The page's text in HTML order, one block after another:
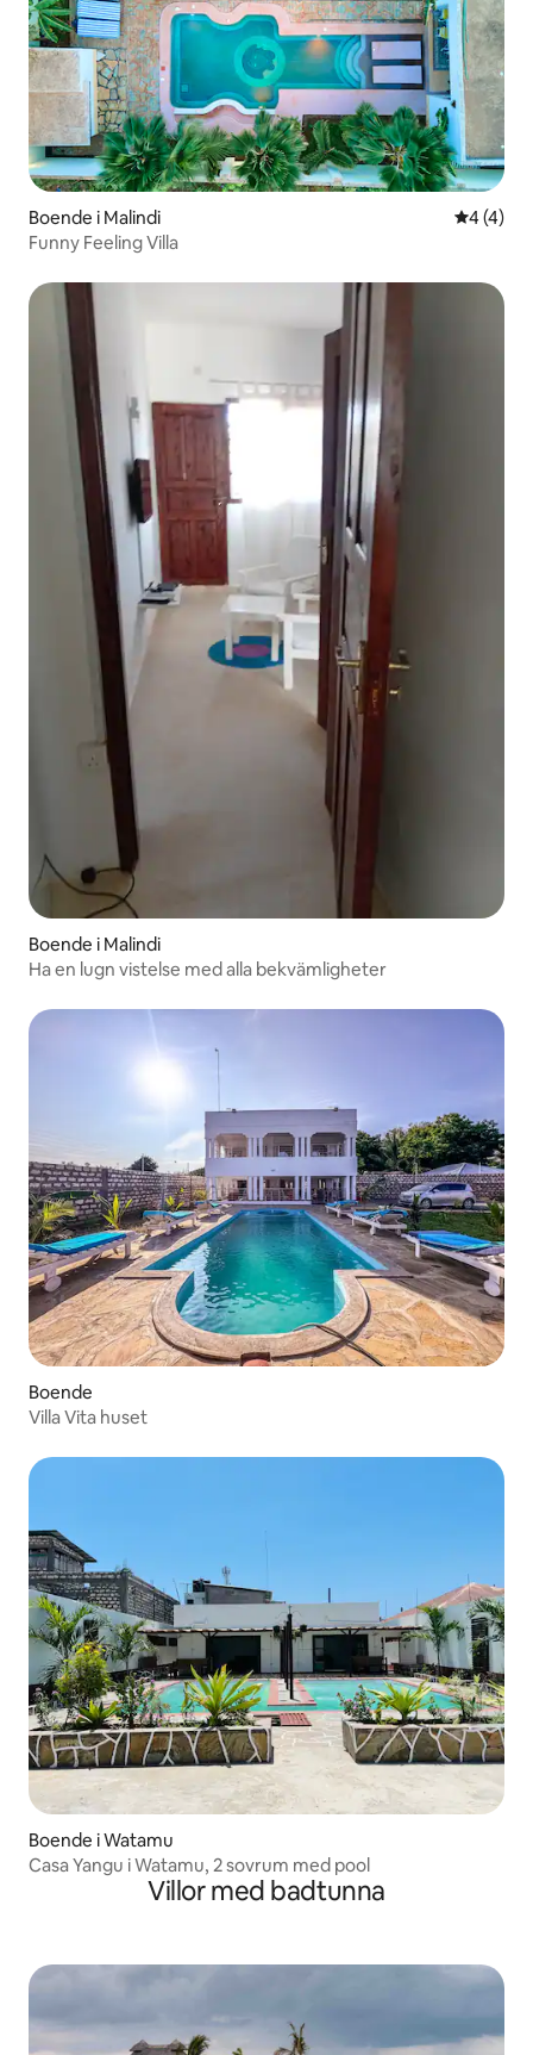
Boende i Malindi 4 av 5 i
4 (4)
Funny Feeling Villa
Boende i Malindi
Ha en lugn vistelse med alla bekvämligheter
Boende
Villa Vita huset
Boende i Watamu
Casa Yangu i Watamu, 2 sovrum med pool
Villor med badtunna